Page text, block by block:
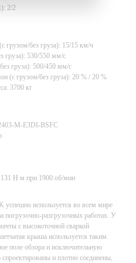
2/2
грузом/без груза): 15/15 км/ч
груза): 530/550 мм/с
груза): 500/450 мм/с
(с грузом/без груза): 20 % / 20 %
3700 кг
M-E3DI-BSFC
Н∙м при 1900 об/мин
используется во всем мире
погрузочно-разгрузочных работах. У
с высокоточной сваркой
крыша используется таким
поле обзора и исключительную
и плотно соединены,